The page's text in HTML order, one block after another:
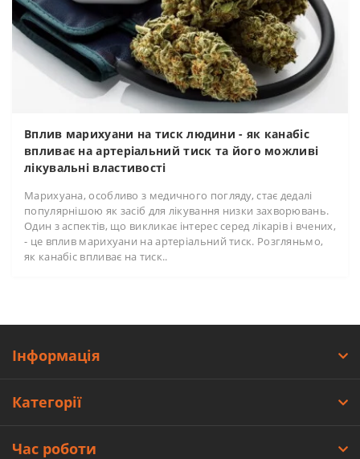
Вплив марихуани на тиск людини - як канабіс
впливає на артеріальний тиск та його можливі
лікувальні властивості
Марихуана, особливо з медичного погляду, стає дедалі
популярнішою як засіб для лікування низки захворювань.
Один з аспектів, що викликає інтерес серед лікарів і вчених,
- це вплив марихуани на артеріальний тиск. Розгляньмо,
як канабіс впливає на тиск..
Інформація
Категорії
Час роботи